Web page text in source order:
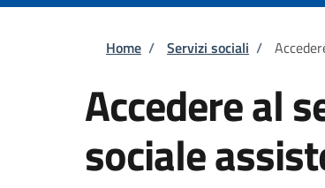
Briciole di
Home / Servizi sociali /
Accedere al
sociale